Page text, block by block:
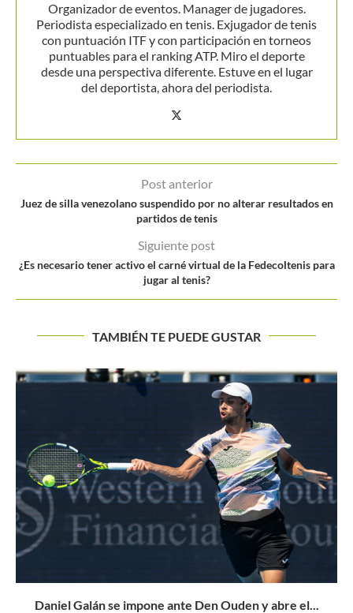
Organizador de eventos. Manager de jugadores.
Periodista especializado en tenis. Exjugador de tenis
con puntuación ITF y con participación en torneos
puntuables para el ranking ATP. Miro el deporte
desde una perspectiva diferente. Estuve en el lugar
del deportista, ahora del periodista.
Post anterior
Juez de silla venezolano suspendido por no alterar resultados en
partidos de tenis
Siguiente post
¿Es necesario tener activo el carné virtual de la Fedecoltenis para
jugar al tenis?
TAMBIÉN TE PUEDE GUSTAR
Cash y Glasspool se quedan con el trofeo de dobles...